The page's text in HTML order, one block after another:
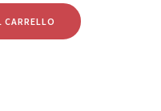
CARRELLO